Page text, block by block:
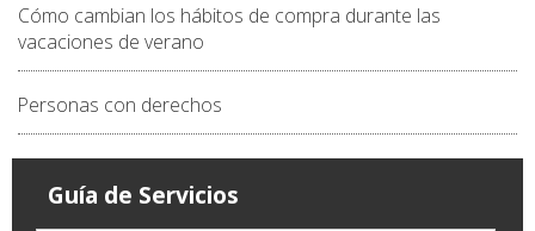
Cómo cambian los hábitos de compra durante las
vacaciones de verano
Personas con derechos
Guía de Servicios